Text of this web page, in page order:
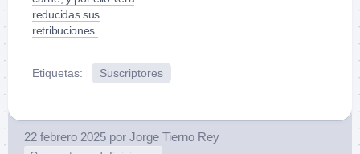
reducidas sus
retribuciones.
Etiquetas: Suscriptores
22 febrero 2025 por Jorge Tierno Rey